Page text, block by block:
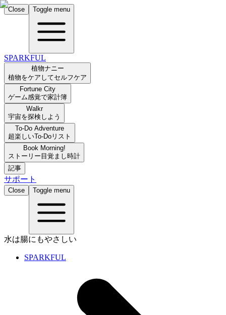
Close Toggle menu
SPARKFUL
植物ナニー
植物をケアしてセルフケア
Fortune City
ゲーム感覚で家計簿
Walkr
宇宙を探検しよう
To-Do Adventure
超楽しいTo-Doリスト
Book Morning!
ストーリー目覚まし時計
記事
サポート
Close Toggle menu
水は腸にもやさしい
SPARKFUL